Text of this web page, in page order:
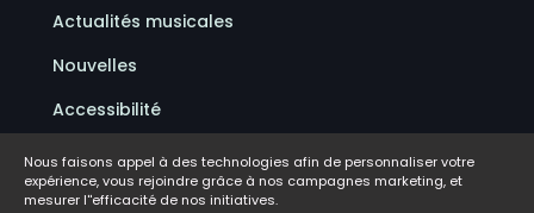
Actualités musicales
Nouvelles
Accessibilité
Politique de confidentialité
Conditions d'utilisation
Nous faisons appel à des technologies afin de personnaliser votre
expérience, vous rejoindre grâce à nos campagnes marketing, et
mesurer l''efficacité de nos initiatives.